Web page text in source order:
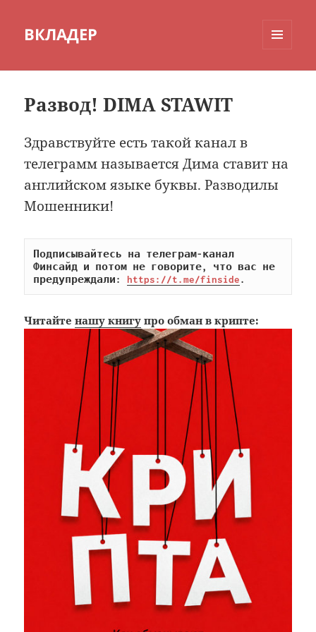
ВКЛАДЕР
Развод! DIMA STAWIT
Здравствуйте есть такой канал в
телеграмм называется Дима ставит на
английском языке буквы. Разводилы
Мошенники!
Подписывайтесь на телеграм-канал
Финсайд и потом не говорите, что вас не
предупреждали: https://t.me/finside.
Читайтенашу книгу про обман в крипте: